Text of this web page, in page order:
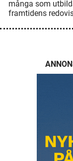
många som
framtidens